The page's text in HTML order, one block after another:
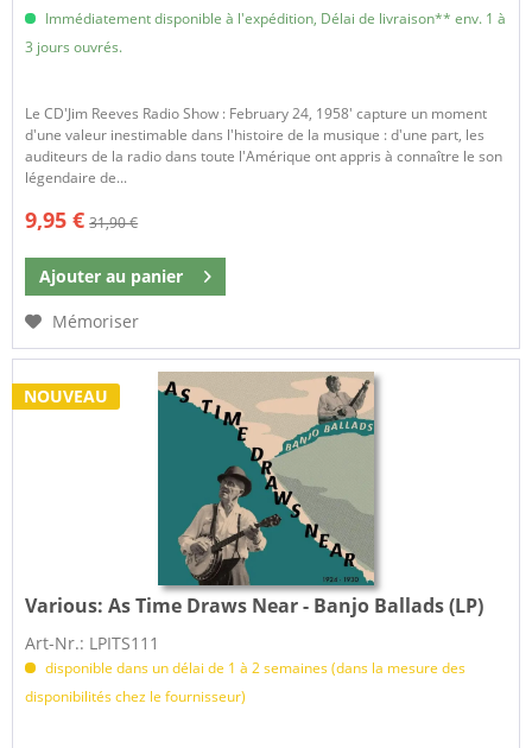
Immédiatement disponible à l'expédition, Délai de livraison** env. 1 à
3 jours ouvrés.
Le CD'Jim Reeves Radio Show : February 24, 1958' capture un moment
d'une valeur inestimable dans l'histoire de la musique : d'une part, les
auditeurs de la radio dans toute l'Amérique ont appris à connaître le son
légendaire de...
9,95 € 31,90 €
Ajouter au panier
Mémoriser
NOUVEAU
Various:As Time Draws Near - Banjo Ballads (LP)
Art-Nr.: LPITS111
disponible dans un délai de 1 à 2 semaines (dans la mesure des
disponibilités chez le fournisseur)